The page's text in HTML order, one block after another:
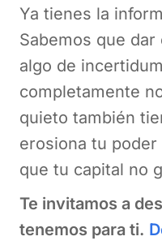
Ya tienes la
Sabemos que
algo de
completamente
quieto también
erosiona tu
que tu capital no
Te invitamos a
tenemos para ti.